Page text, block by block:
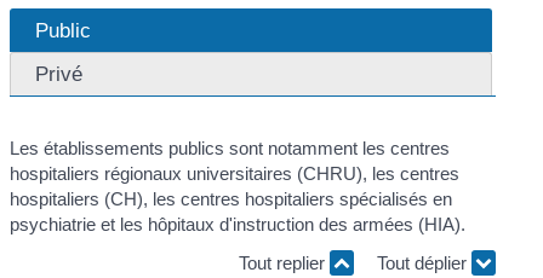
Public
Privé
Les établissements publics sont notamment les centres
hospitaliers régionaux universitaires (CHRU), les centres
hospitaliers (CH), les centres hospitaliers spécialisés en
psychiatrie et les hôpitaux d'instruction des armées (HIA).
Tout replier
Tout déplier